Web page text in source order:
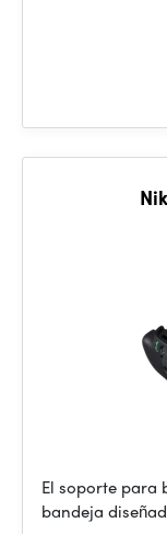
El soporte para
bandeja